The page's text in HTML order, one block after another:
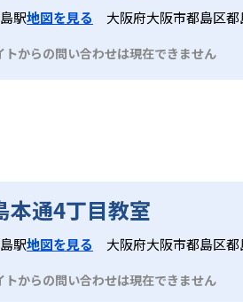
駅地図を見る 大阪府大阪市都島区
トからの問い合わせは現在できません
本通4丁目教室
駅地図を見る 大阪府大阪市都島区
トからの問い合わせは現在できません